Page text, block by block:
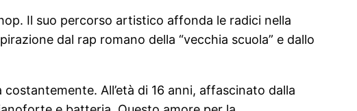
Il suo percorso artistico affonda le radici nella
dal rap romano della “vecchia scuola” e dallo
All’età di 16 anni, affascinato dalla